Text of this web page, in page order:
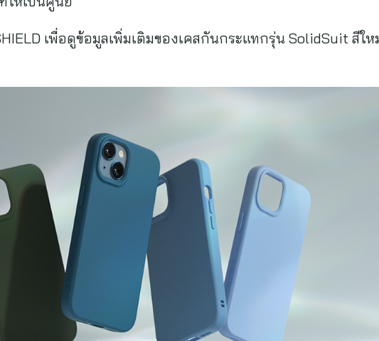
เพื่อดูข้อมูลเพิ่มเติมของเคสกันกระแทกรุ่น SolidSuit สีใ